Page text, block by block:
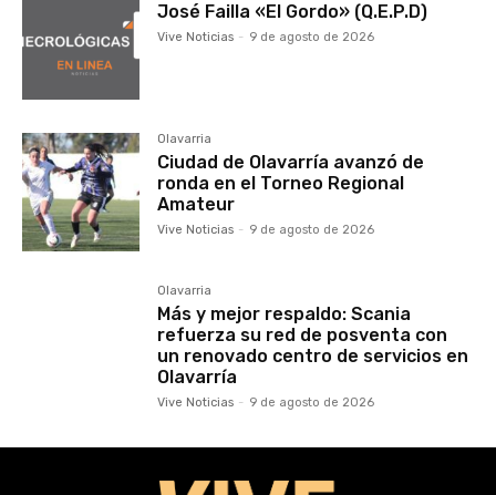
José Failla «El Gordo» (Q.E.P.D)
Vive Noticias - 9 de agosto de 2026
Olavarria
Ciudad de Olavarría avanzó de
ronda en el Torneo Regional
Amateur
Vive Noticias - 9 de agosto de 2026
Olavarria
Más y mejor respaldo: Scania
refuerza su red de posventa con
un renovado centro de servicios en
Olavarría
Vive Noticias - 9 de agosto de 2026